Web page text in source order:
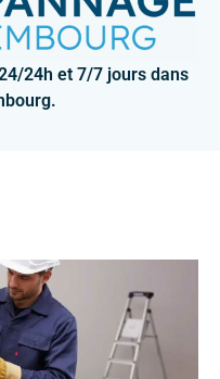
24h et 7/7 jours dans